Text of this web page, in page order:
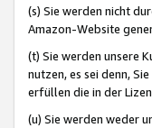
(s) Sie werden nicht
Amazon-Website
(t) Sie werden unsere
nutzen, es sei denn,
erfüllen die in der
(u) Sie werden weder